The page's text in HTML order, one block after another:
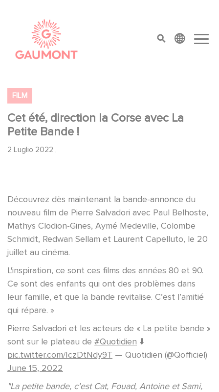
top menu
FILM
Cet été, direction la Corse avec La
Petite Bande !
2 Luglio 2022 ,
Découvrez dès maintenant la bande-annonce du
nouveau film de Pierre Salvadori avec Paul Belhoste,
Mathys Clodion-Gines, Aymé Medeville, Colombe
Schmidt, Redwan Sellam et Laurent Capelluto, le 20
juillet au cinéma.
L'inspiration, ce sont ces films des années 80 et 90.
Ce sont des enfants qui ont des problèmes dans
leur famille, et que la bande revitalise. C’est l’amitié
qui répare. »
Pierre Salvadori et les acteurs de « La petite bande »
sont sur le plateau de #Quotidien ⬇️
pic.twitter.com/IczDtNdy9T — Quotidien (@Qofficiel)
June 15, 2022
"La petite bande, c'est Cat, Fouad, Antoine et Sami,